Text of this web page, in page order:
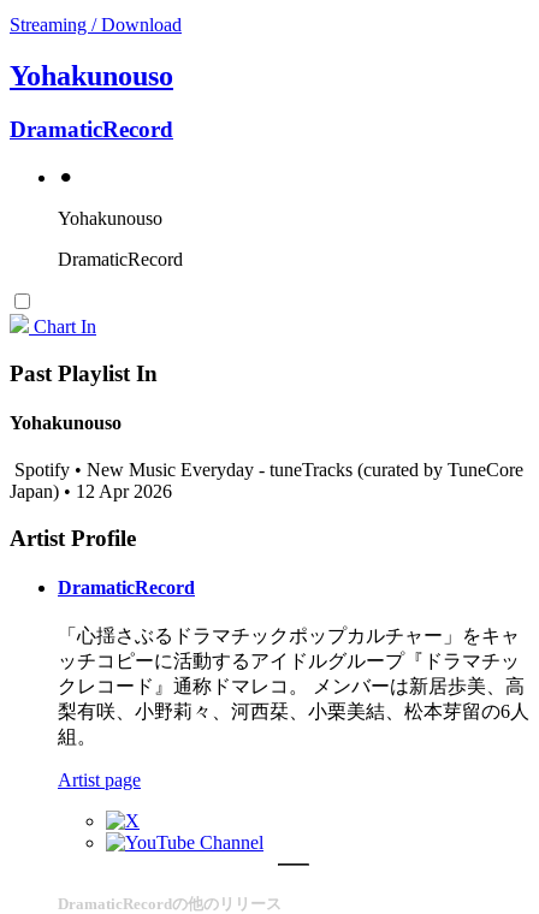
Streaming / Download
Yohakunouso
DramaticRecord
⚫︎
Yohakunouso
DramaticRecord
Chart In
Past Playlist In
Yohakunouso
Spotify • New Music Everyday - tuneTracks (curated by TuneCore
Japan) • 12 Apr 2026
Artist Profile
DramaticRecord
「心揺さぶるドラマチックポップカルチャー」をキャ
ッチコピーに活動するアイドルグループ『ドラマチッ
クレコード』通称ドマレコ。 メンバーは新居歩美、高
梨有咲、小野莉々、河西栞、小栗美結、松本芽留の6人
組。
Artist page
DramaticRecordの他のリリース